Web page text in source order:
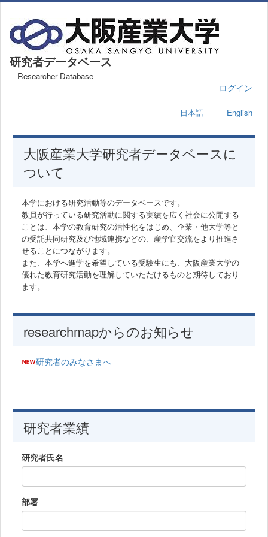
研究者データベース
Researcher Database
ログイン
日本語 ｜ English
大阪産業大学研究者データベースに
ついて
本学における研究活動等のデータベースです。
教員が行っている研究活動に関する実績を広く社会に公開する
ことは、本学の教育研究の活性化をはじめ、企業・他大学等と
の受託共同研究及び地域連携などの、産学官交流をより推進さ
せることにつながります。
また、本学へ進学を希望している受験生にも、大阪産業大学の
優れた教育研究活動を理解していただけるものと期待しており
ます。
researchmapからのお知らせ
研究者のみなさまへ
研究者業績
研究者氏名
部署